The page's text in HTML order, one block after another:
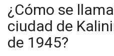
¿Cómo se
ciudad de
de 1945?